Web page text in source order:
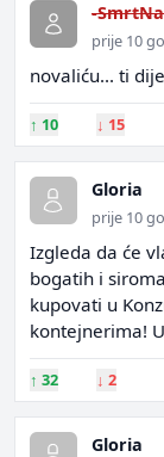
-
prije 10
novaliću... ti
↑ 10 ↓ 15
Gloria
prije 10
Izgleda da će
bogatih i
kupovati u
kontejnerima!
↑ 32 ↓ 2
Gloria